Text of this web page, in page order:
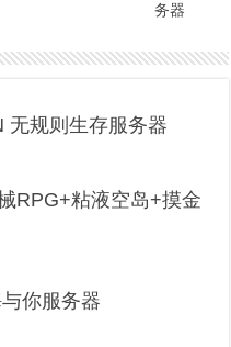
务器
无规则生存服务器
RPG+粘液空岛+摸金
你服务器